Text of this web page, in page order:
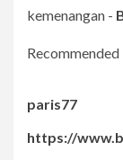
kemenangan -
Recommended
paris77
https://